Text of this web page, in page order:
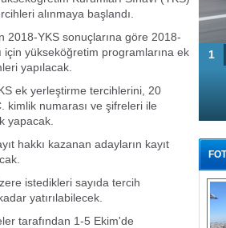
alınmaya başlandı.
2018-YKS sonuçlarına göre 2018-
için yükseköğretim programlarına ek
yapılacak.
ek yerleştirme tercihlerini, 20
kimlik numarası ve şifreleri ile
yapacak.
hakkı kazanan adayların kayıt
istedikleri sayıda tercih
yatırılabilecek.
tarafından 1-5 Ekim'de
1